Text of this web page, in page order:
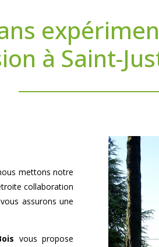
à Saint-
mettons notre
collaboration
assurons une
vous propose